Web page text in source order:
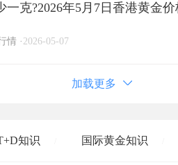
克?2026年5月7日香港黄金
情 · 2026-05-07
加载更多
知识 国际黄金知识